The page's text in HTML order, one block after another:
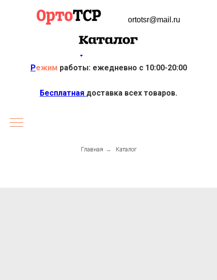
ortotsr@mail.ru
Режим работы: ежедневно с 10:00-20:00
Бесплатная доставка всех товаров.
Главная → Каталог